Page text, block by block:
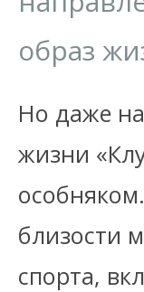
образ
Но даже
жизни
близости
спорта,